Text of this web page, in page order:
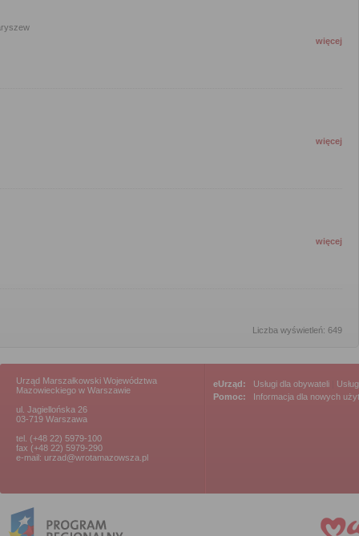
więcej
więcej
więcej
Liczba wyświetleń: 649
Urząd Marszałkowski Województwa
Mazowieckiego w Warszawie
ul. Jagiellońska 26
03-719 Warszawa
tel. (+48 22) 5979-100
fax (+48 22) 5979-290
e-mail: urzad@wrotamazowsza.pl
eUrząd: Usługi dla obywateli
Pomoc:
Informacja dla nowych